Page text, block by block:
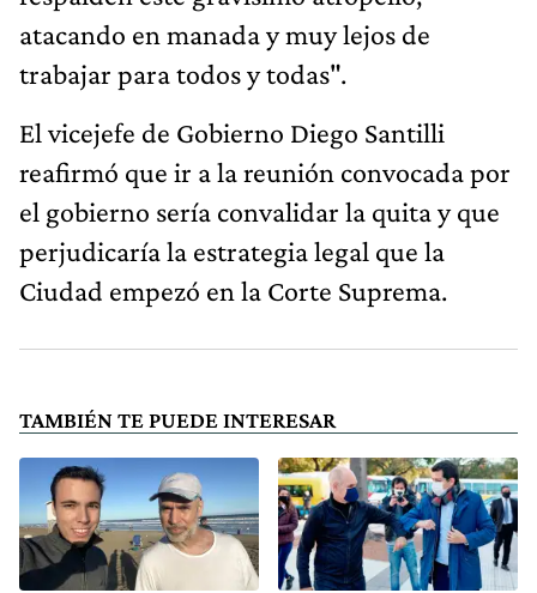
atacando en manada y muy lejos de
trabajar para todos y todas".
El vicejefe de Gobierno Diego Santilli
reafirmó que ir a la reunión convocada por
el gobierno sería convalidar la quita y que
perjudicaría la estrategia legal que la
Ciudad empezó en la Corte Suprema.
TAMBIÉN TE PUEDE INTERESAR